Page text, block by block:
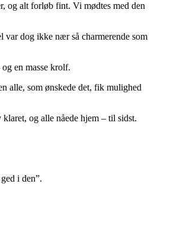
og alt forløb fint. Vi mødtes med den
dog ikke nær så charmerende som
en masse krolf.
alle, som ønskede det, fik mulighed
og alle nåede hjem – til sidst.
i den”.